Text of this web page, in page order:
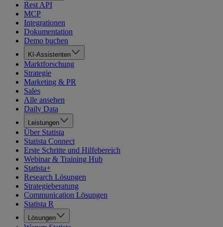
Rest API
MCP
Integrationen
Dokumentation
Demo buchen
KI-Assistenten
Marktforschung
Strategie
Marketing & PR
Sales
Alle ansehen
Daily Data
Leistungen
Über Statista
Statista Connect
Erste Schritte und Hilfebereich
Webinar & Training Hub
Statista+
Research Lösungen
Strategieberatung
Communication Lösungen
Statista R
Lösungen